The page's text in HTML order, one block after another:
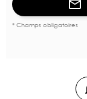
* Champs obligatoires